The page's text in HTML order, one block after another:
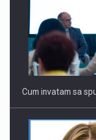
Webinar -
Investitii Digitalizare
Cum invatam sa